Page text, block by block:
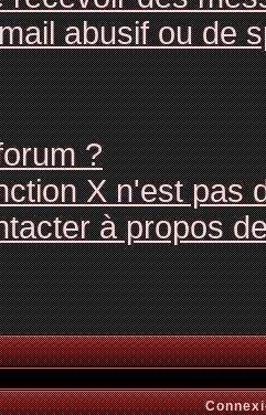
abusif ou de
?
X n'est pas
à propos